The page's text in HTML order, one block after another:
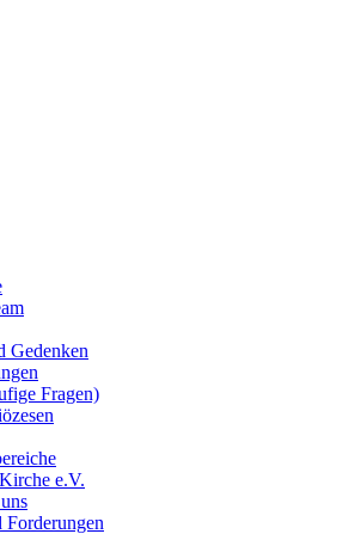
Gedenken
Fragen)
e.V.
Forderungen